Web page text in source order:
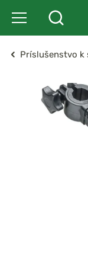
Príslušenstvo k